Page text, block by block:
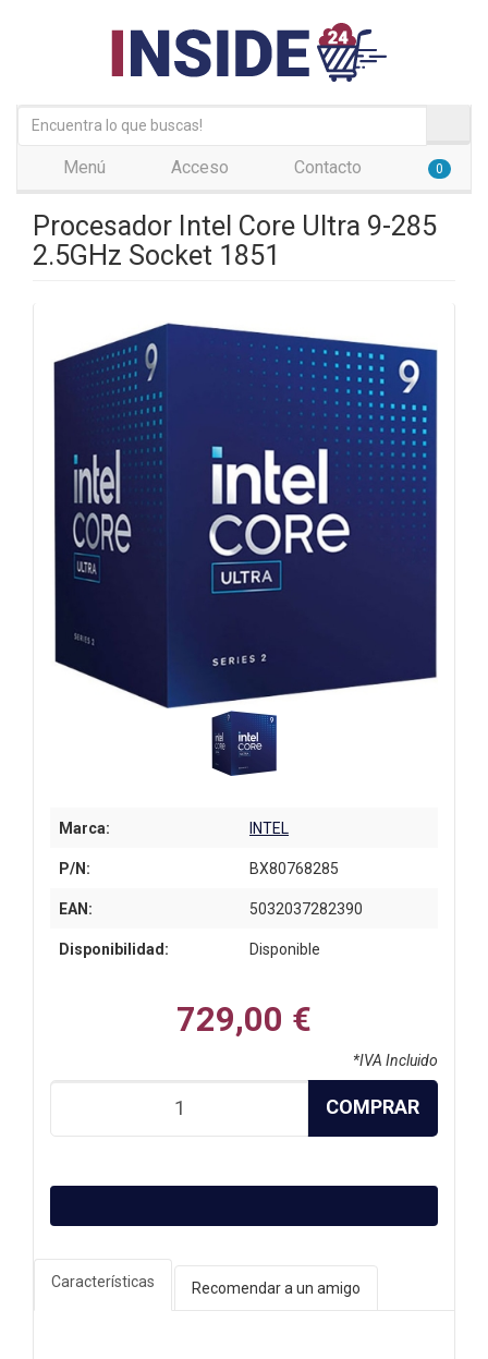
Menú Acceso Contacto 0
Procesador Intel Core Ultra 9-285
2.5GHz Socket 1851
Marca: INTEL
P/N: BX80768285
EAN: 5032037282390
Disponibilidad: Disponible
729,00 €
*IVA Incluido
COMPRAR
Características Recomendar a un amigo